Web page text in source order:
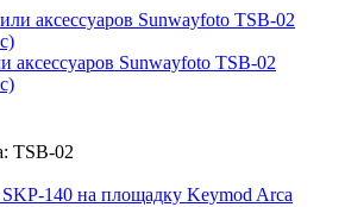
Sunwayfoto TSB-02
TSB-02